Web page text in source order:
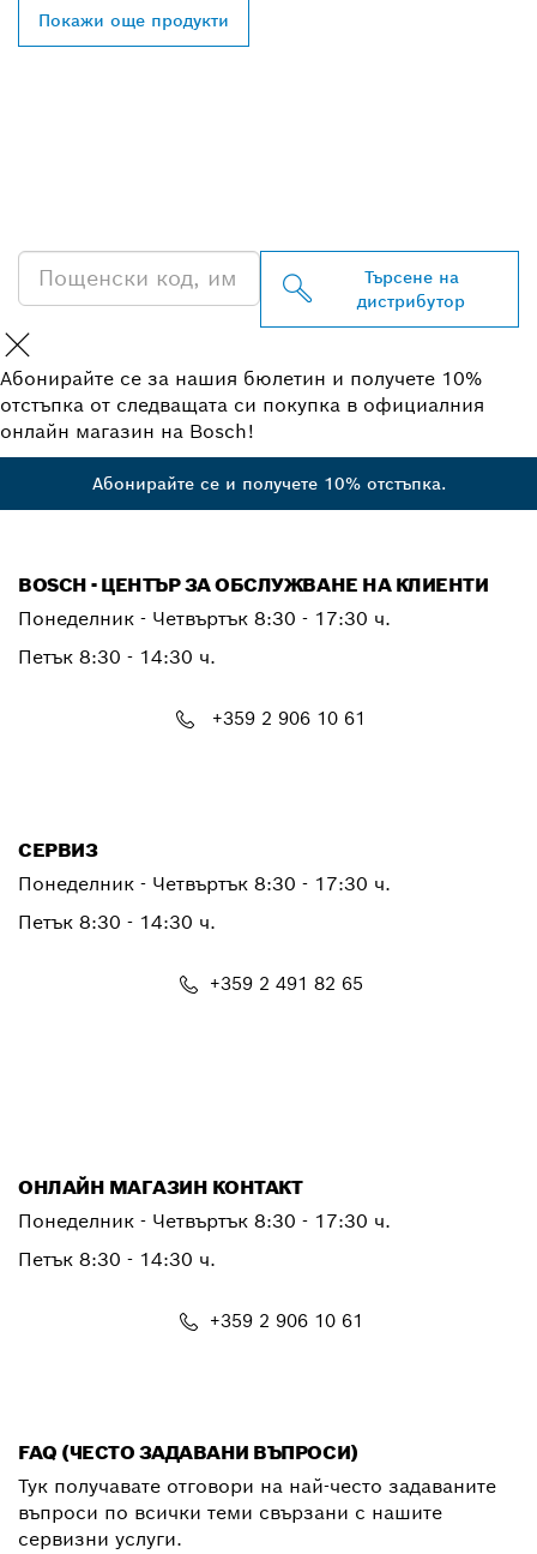
Покажи още продукти
Търсене на
дистрибутор
Абонирайте се за нашия бюлетин и получете 10%
отстъпка от следващата си покупка в официалния
онлайн магазин на Bosch!
Абонирайте се и получете 10% отстъпка.
BOSCH - ЦЕНТЪР ЗА ОБСЛУЖВАНЕ НА КЛИЕНТИ
Понеделник - Четвъртък 8:30 - 17:30 ч.
Петък 8:30 - 14:30 ч.
+359 2 906 10 61
СЕРВИЗ
Понеделник - Четвъртък 8:30 - 17:30 ч.
Петък 8:30 - 14:30 ч.
+359 2 491 82 65
ОНЛАЙН МАГАЗИН КОНТАКТ
Понеделник - Четвъртък 8:30 - 17:30 ч.
Петък 8:30 - 14:30 ч.
+359 2 906 10 61
FAQ (ЧЕСТО ЗАДАВАНИ ВЪПРОСИ)
Тук получавате отговори на най-често задаваните
въпроси по всички теми свързани с нашите
сервизни услуги.